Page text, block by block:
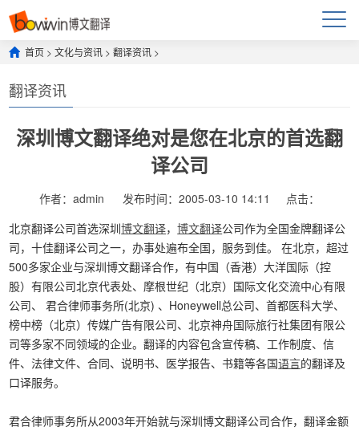
首页 >文化与资讯 >翻译资讯 >
翻译资讯
深圳博文翻译绝对是您在北京的首选翻
译公司
作者：admin 发布时间：2005-03-10 14:11
点击：
北京翻译公司首选深圳博文翻译，博文翻译公司作为全国金牌翻译公
司，十佳翻译公司之一，办事处遍布全国，服务到佳。 在北京，超过
500多家企业与深圳博文翻译合作，有中国（香港）大洋国际（控
股）有限公司北京代表处、摩根世纪（北京）国际文化交流中心有限
公司、 君合律师事务所(北京) 、Honeywell总公司、首都医科大学、
榜中榜（北京）传媒广告有限公司、北京神舟国际旅行社集团有限公
司等多家不同领域的企业。翻译的内容包含宣传稿、工作制度、信
件、法律文件、合同、说明书、医学报告、书籍等各国语言的翻译及
口译服务。
君合律师事务所从2003年开始就与深圳博文翻译公司合作，翻译金额